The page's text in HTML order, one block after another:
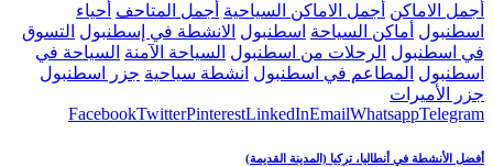
أجمل الاماكن أجمل الاماكن السياحية أجمل المتاحف أحياء
اسطنبول أماكن السياحة اسطنبول الانشطة في إسطنبول التسوق
في اسطنبول الرحلات من اسطنبول السياحة الآمنة السياحة في
اسطنبول المطاعم في اسطنبول انشطة سياحية جزر اسطنبول
جزر الأميرات
FacebookTwitterPinterestLinkedInEmailWhatsappTelegram
أفضل الأنشطة في أنطاليا، تركيا (المدينة القديمة)